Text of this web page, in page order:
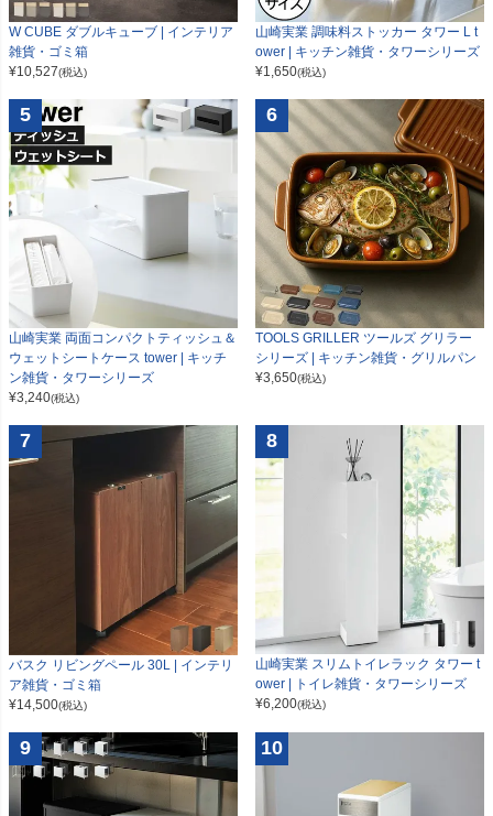
W CUBE ダブルキューブ | インテリア
雑貨・ゴミ箱
¥10,527(税込)
山崎実業 調味料ストッカー タワー L t
ower | キッチン雑貨・タワーシリーズ
¥1,650(税込)
5
山崎実業 両面コンパクトティッシュ＆
ウェットシートケース tower | キッチ
ン雑貨・タワーシリーズ
¥3,240(税込)
6
TOOLS GRILLER ツールズ グリラー
シリーズ | キッチン雑貨・グリルパン
¥3,650(税込)
7
バスク リビングペール 30L | インテリ
ア雑貨・ゴミ箱
¥14,500(税込)
8
山崎実業 スリムトイレラック タワー t
ower | トイレ雑貨・タワーシリーズ
¥6,200(税込)
9 10